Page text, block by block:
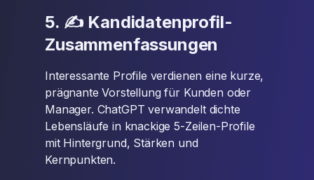
5. ✍️ Kandidatenprofil-
Zusammenfassungen
Interessante Profile verdienen eine kurze,
prägnante Vorstellung für Kunden oder
Manager. ChatGPT verwandelt dichte
Lebensläufe in knackige 5-Zeilen-Profile
mit Hintergrund, Stärken und
Kernpunkten.